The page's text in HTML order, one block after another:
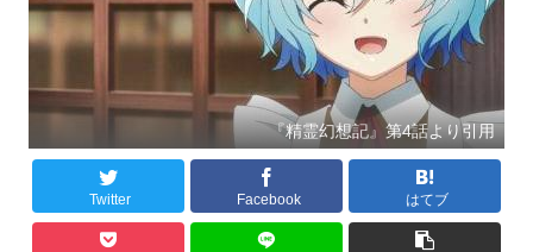
『精霊幻想記』第4話より引用
Twitter Facebook はてブ